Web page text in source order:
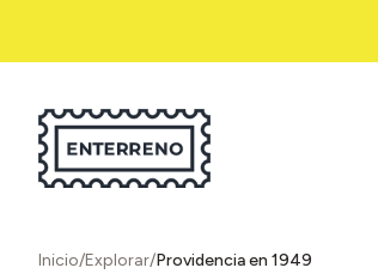
Inicio/Explorar/Providencia en 1949